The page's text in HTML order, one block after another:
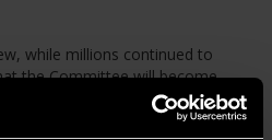
while millions continued to
the Committee will become
However, the Fenris has drawn
Earth.